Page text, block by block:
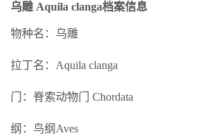
乌雕 Aquila clanga档案信息
物种名：乌雕
拉丁名：Aquila clanga
门：脊索动物门 Chordata
纲：鸟纲Aves